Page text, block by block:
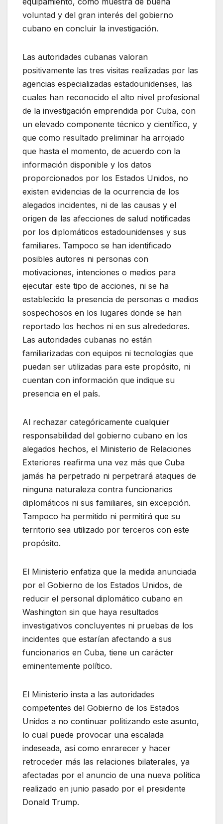
voluntad y del gran interés del gobierno
cubano en concluir la investigación.
Las autoridades cubanas valoran
positivamente las tres visitas realizadas por las
agencias especializadas estadounidenses, las
cuales han reconocido el alto nivel profesional
de la investigación emprendida por Cuba, con
un elevado componente técnico y científico, y
que como resultado preliminar ha arrojado
que hasta el momento, de acuerdo con la
información disponible y los datos
proporcionados por los Estados Unidos, no
existen evidencias de la ocurrencia de los
alegados incidentes, ni de las causas y el
origen de las afecciones de salud notificadas
por los diplomáticos estadounidenses y sus
familiares. Tampoco se han identificado
posibles autores ni personas con
motivaciones, intenciones o medios para
ejecutar este tipo de acciones, ni se ha
establecido la presencia de personas o medios
sospechosos en los lugares donde se han
reportado los hechos ni en sus alrededores.
Las autoridades cubanas no están
familiarizadas con equipos ni tecnologías que
puedan ser utilizadas para este propósito, ni
cuentan con información que indique su
presencia en el país.
Al rechazar categóricamente cualquier
responsabilidad del gobierno cubano en los
alegados hechos, el Ministerio de Relaciones
Exteriores reafirma una vez más que Cuba
jamás ha perpetrado ni perpetrará ataques de
ninguna naturaleza contra funcionarios
diplomáticos ni sus familiares, sin excepción.
Tampoco ha permitido ni permitirá que su
territorio sea utilizado por terceros con este
propósito.
El Ministerio enfatiza que la medida anunciada
por el Gobierno de los Estados Unidos, de
reducir el personal diplomático cubano en
Washington sin que haya resultados
investigativos concluyentes ni pruebas de los
incidentes que estarían afectando a sus
funcionarios en Cuba, tiene un carácter
eminentemente político.
El Ministerio insta a las autoridades
competentes del Gobierno de los Estados
Unidos a no continuar politizando este asunto,
lo cual puede provocar una escalada
indeseada, así como enrarecer y hacer
retroceder más las relaciones bilaterales, ya
afectadas por el anuncio de una nueva política
realizado en junio pasado por el presidente
Donald Trump.